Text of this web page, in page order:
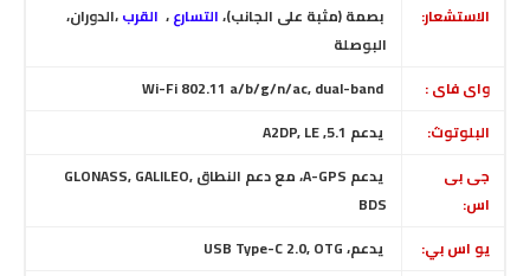
الاستشعار:
بصمة (مثبة على الجانب)،التسارع، القرب،الدوران،
البوصلة
واى فاى :
البلوتوث:
يدعم 5.1, A2DP, LE
جى بى
اس:
يدعم A-GPS، مع دعم النطاق GLONASS, GALILEO,
BDS
يو اس بي:
يدعم، USB Type-C 2.0, OTG